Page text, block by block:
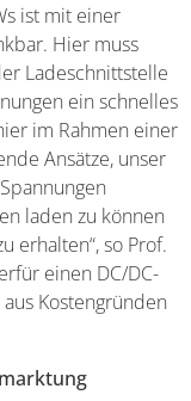
ist mit einer
Hier muss
Ladeschnittstelle
ein schnelles
im Rahmen einer
Ansätze, unser
laden zu können
erhalten“, so Prof.
einen DC/DC-
Kostengründen